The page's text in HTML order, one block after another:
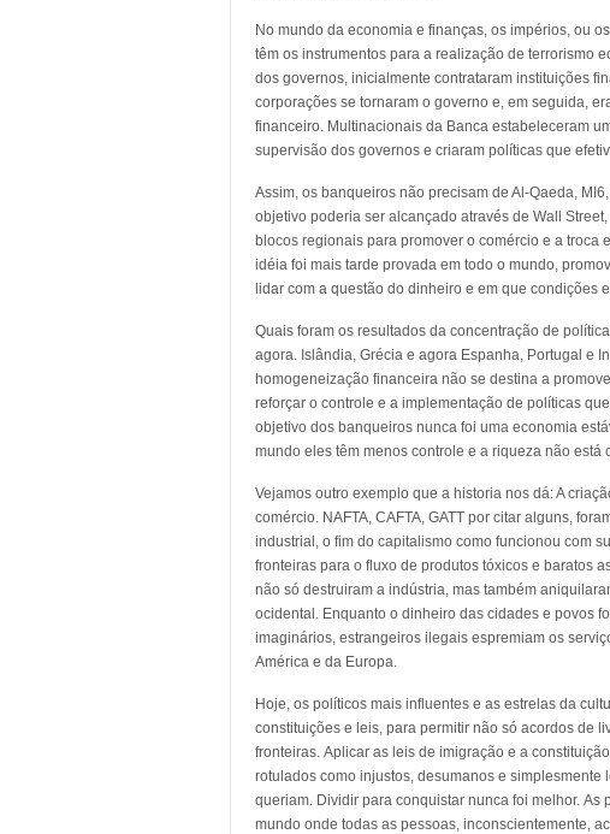
No mundo da economia e finanças, os impérios, ou
têm os instrumentos para a realização de terrorismo
dos governos, inicialmente contrataram instituições
corporações se tornaram o governo e, em seguida,
financeiro. Multinacionais da Banca estabeleceram
supervisão dos governos e criaram políticas que
Assim, os banqueiros não precisam de Al-Qaeda,
objetivo poderia ser alcançado através de Wall
blocos regionais para promover o comércio e a
idéia foi mais tarde provada em todo o mundo,
lidar com a questão do dinheiro e em que condições
Quais foram os resultados da concentração de
agora. Islândia, Grécia e agora Espanha, Portugal e
homogeneização financeira não se destina a
reforçar o controle e a implementação de políticas
objetivo dos banqueiros nunca foi uma economia
mundo eles têm menos controle e a riqueza não está
Vejamos outro exemplo que a historia nos dá: A
comércio. NAFTA, CAFTA, GATT por citar alguns,
industrial, o fim do capitalismo como funcionou com
fronteiras para o fluxo de produtos tóxicos e baratos
não só destruiram a indústria, mas também
ocidental. Enquanto o dinheiro das cidades e povos
imaginários, estrangeiros ilegais espremiam os
América e da Europa.
Hoje, os políticos mais influentes e as estrelas da
constituições e leis, para permitir não só acordos de
fronteiras. Aplicar as leis de imigração e a
rotulados como injustos, desumanos e
queriam. Dividir para conquistar nunca foi melhor.
mundo onde todas as pessoas, inconscientemente,